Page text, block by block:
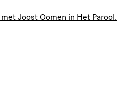
Joost Oomen in Het Parool.